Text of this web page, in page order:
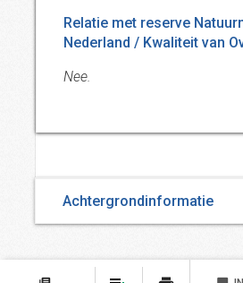
Relatie met reserve
Nederland / Kwaliteit van
Nee.
Achtergrondinformatie